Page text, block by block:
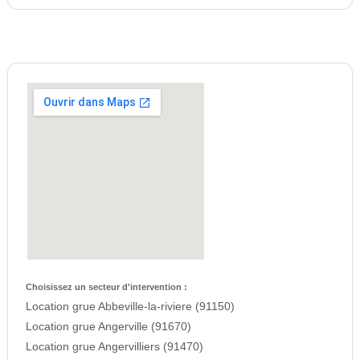
Choisissez un secteur d'intervention :
Location grue Abbeville-la-riviere (91150)
Location grue Angerville (91670)
Location grue Angervilliers (91470)